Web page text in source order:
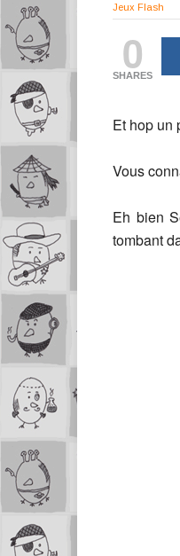
Jeux Flash
0
SHARES
Et hop un
Vous
Eh bien
tombant